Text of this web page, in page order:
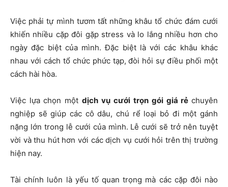
Việc phải tự mình tươm tất những khâu tổ chức đám cưới
khiến nhiều cặp đôi gặp stress và lo lắng nhiều hơn cho
ngày đặc biệt của mình. Đặc biệt là với các khâu khác
nhau với cách tổ chức phức tạp, đòi hỏi sự điều phối một
cách hài hòa.
Việc lựa chọn một dịch vụ cưới trọn gói giá rẻchuyên
nghiệp sẽ giúp các cô dâu, chú rể loại bỏ đi một gánh
nặng lớn trong lễ cưới của mình. Lễ cưới sẽ trở nên tuyệt
vời và thu hút hơn với các dịch vụ cưới hỏi trên thị trường
hiện nay.
Tài chính luôn là yếu tố quan trọng mà các cặp đôi nào